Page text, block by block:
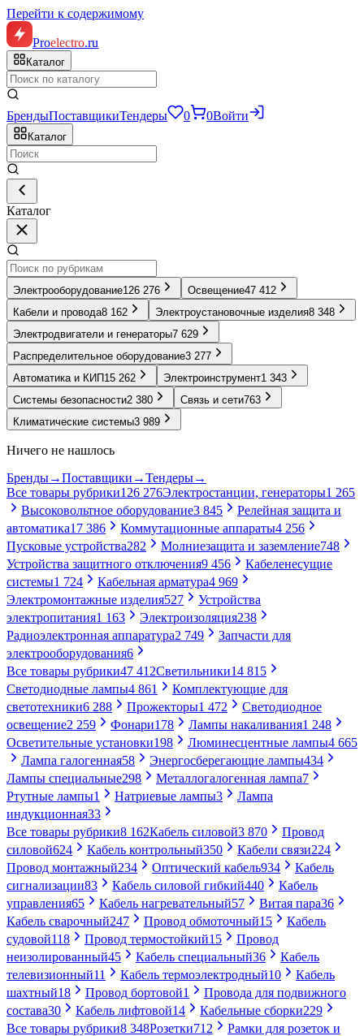
Перейти к содержимому
Proelectro.ru
Каталог
БрендыПоставщикиТендеры 0 0Войти
Каталог
Каталог
Электрооборудование126 276 Освещение47 412
Кабели и провода8 162 Электроустановочные изделия8 348
Электродвигатели и генераторы7 629
Распределительное оборудование3 277
Автоматика и КИП 15 262 Электроинструмент1 343
Системы безопасности2 380 Связь и сети763
Климатические системы3 989
Ничего не нашлось
Бренды→Поставщики →Тендеры→
Все товары рубрики126 276Электростанции, генераторы1 265
Высоковольтное оборудование3 845
Релейная защита и
автоматика17 386 Коммутационные аппараты4 256
Пусковые устройства282 Молниезащита и заземление748
Устройства защитного отключения9 456
Кабеленесущие
системы1 724 Кабельная арматура4 969
Электромонтажные изделия527
Устройства
электропитания1 163 Электроизоляция238
Радиоэлектронная аппаратура2 749
Запчасти для
электрооборудования6
Все товары рубрики47 412Светильники14 815
Светодиодные лампы4 861
Комплектующие для
светотехники6 288 Прожекторы1 472
Светодиодное
освещение2 259 Фонари178 Лампы накаливания1 248
Осветительные установки198 Люминесцентные лампы4 665
Лампа галогенная58 Энергосберегающие лампы434
Лампы специальные298 Металлогалогенная лампа7
Ртутные лампы1 Натриевые лампы3
Лампа
индукционная33
Все товары рубрики8 162Кабель силовой3 870
Провод
силовой624 Кабель контрольный350 Кабели связи224
Провод монтажный234 Оптический кабель934
Кабель
сигнализации83 Кабель силовой гибкий440
Кабель
управления65 Кабель нагревательный57 Витая пара36
Кабель сварочный247 Провод обмоточный15
Кабель
судовой118 Провод термостойкий15
Провод
неизолированный45 Кабель специальный36
Кабель
телевизионный11 Кабель термоэлектродный10
Кабель
шахтный18 Провод бортовой1
Провода для подвижного
состава30 Кабель лифтовой14 Кабельные сборки229
Все товары рубрики8 348Розетки712
Рамки для розеток и